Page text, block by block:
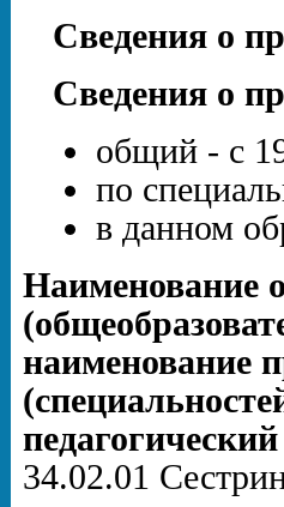
Сведения о
Сведения о
общий - с
по
в данном
Наименование
наименование
34.02.01